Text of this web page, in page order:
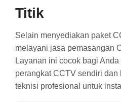
Titik
Selain menyediakan paket
melayani jasa pemasangan
Layanan ini cocok bagi
perangkat CCTV sendiri dan
teknisi profesional untuk